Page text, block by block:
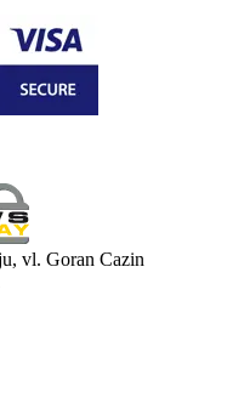
vl. Goran Cazin